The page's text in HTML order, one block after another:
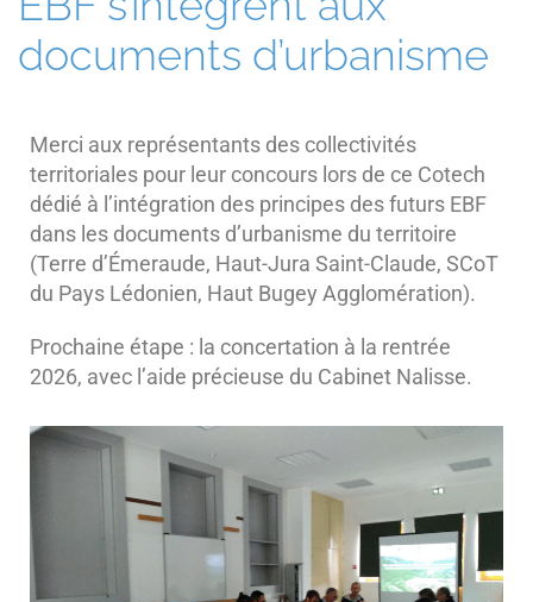
documents d’urbanisme
Merci aux représentants des collectivités
territoriales pour leur concours lors de ce Cotech
dédié à l’intégration des principes des futurs EBF
dans les documents d’urbanisme du territoire
(Terre d’Émeraude, Haut-Jura Saint-Claude, SCoT
du Pays Lédonien, Haut Bugey Agglomération).
Prochaine étape : la concertation à la rentrée
2026, avec l’aide précieuse du Cabinet Nalisse.